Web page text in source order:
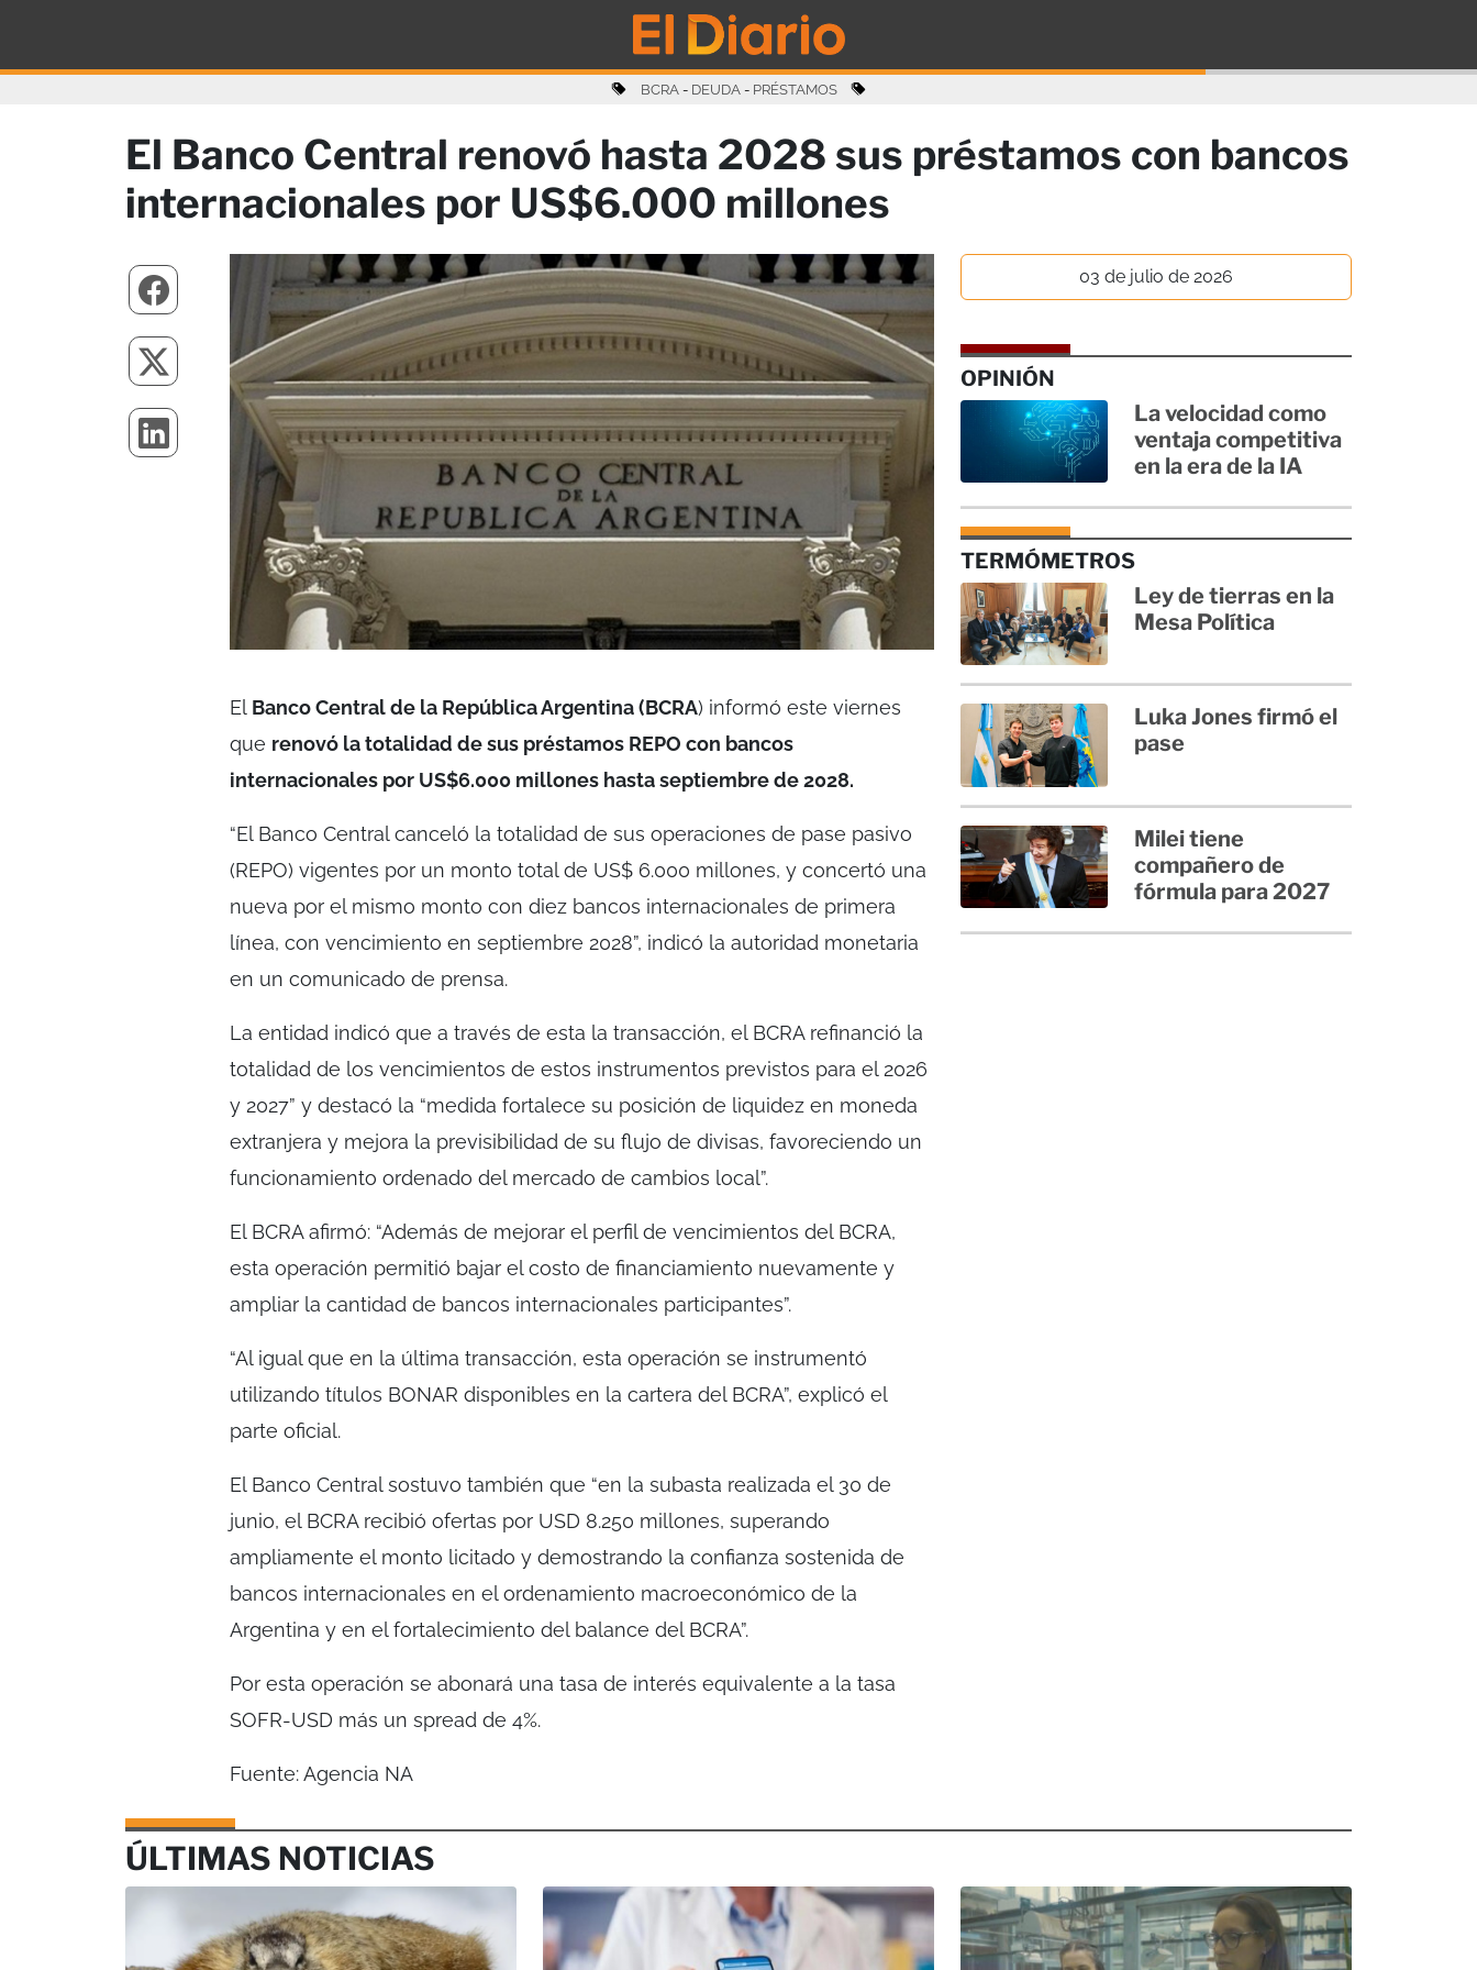
BCRA- DEUDA- PRÉSTAMOS
El Banco Central renovó hasta 2028 sus préstamos con bancos
internacionales por US$6.000 millones
El Banco Central de la República Argentina (BCRA) informó este viernes
que renovó la totalidad de sus préstamos REPO con bancos
internacionales por US$6.000 millones hasta septiembre de 2028.
“El Banco Central canceló la totalidad de sus operaciones de pase pasivo
(REPO) vigentes por un monto total de US$ 6.000 millones, y concertó una
nueva por el mismo monto con diez bancos internacionales de primera
línea, con vencimiento en septiembre 2028”, indicó la autoridad monetaria
en un comunicado de prensa.
La entidad indicó que a través de esta la transacción, el BCRA refinanció la
totalidad de los vencimientos de estos instrumentos previstos para el 2026
y 2027” y destacó la “medida fortalece su posición de liquidez en moneda
extranjera y mejora la previsibilidad de su flujo de divisas, favoreciendo un
funcionamiento ordenado del mercado de cambios local”.
El BCRA afirmó: “Además de mejorar el perfil de vencimientos del BCRA,
esta operación permitió bajar el costo de financiamiento nuevamente y
ampliar la cantidad de bancos internacionales participantes”.
“Al igual que en la última transacción, esta operación se instrumentó
utilizando títulos BONAR disponibles en la cartera del BCRA”, explicó el
parte oficial.
El Banco Central sostuvo también que “en la subasta realizada el 30 de
junio, el BCRA recibió ofertas por USD 8.250 millones, superando
ampliamente el monto licitado y demostrando la confianza sostenida de
bancos internacionales en el ordenamiento macroeconómico de la
Argentina y en el fortalecimiento del balance del BCRA”.
Por esta operación se abonará una tasa de interés equivalente a la tasa
SOFR-USD más un spread de 4%.
Fuente: Agencia NA
03 de julio de 2026
OPINIÓN
La velocidad como
ventaja competitiva
en la era de la IA
TERMÓMETROS
Ley de tierras en la
Mesa Política
Luka Jones firmó el
pase
Milei tiene
compañero de
fórmula para 2027
ÚLTIMAS NOTICIAS